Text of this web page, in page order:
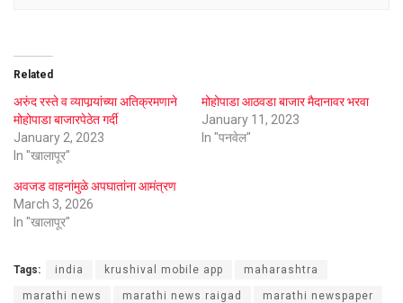
Related
अरुंद रस्ते व व्यापार्‍यांच्या अतिक्रमणाने
मोहोपाडा बाजारपेठेत गर्दी
January 2, 2023
In "खालापूर"
मोहोपाडा आठवडा बाजार मैदानावर भरवा
January 11, 2023
In "पनवेल"
अवजड वाहनांमुळे अपघातांना आमंत्रण
March 3, 2026
In "खालापूर"
Tags: india krushival mobile app maharashtra
marathi news marathi news raigad marathi newspaper